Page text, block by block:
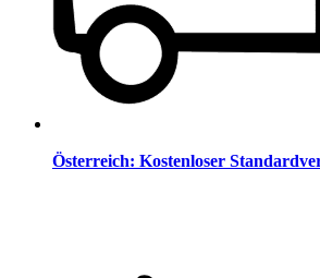
Österreich: Kostenloser